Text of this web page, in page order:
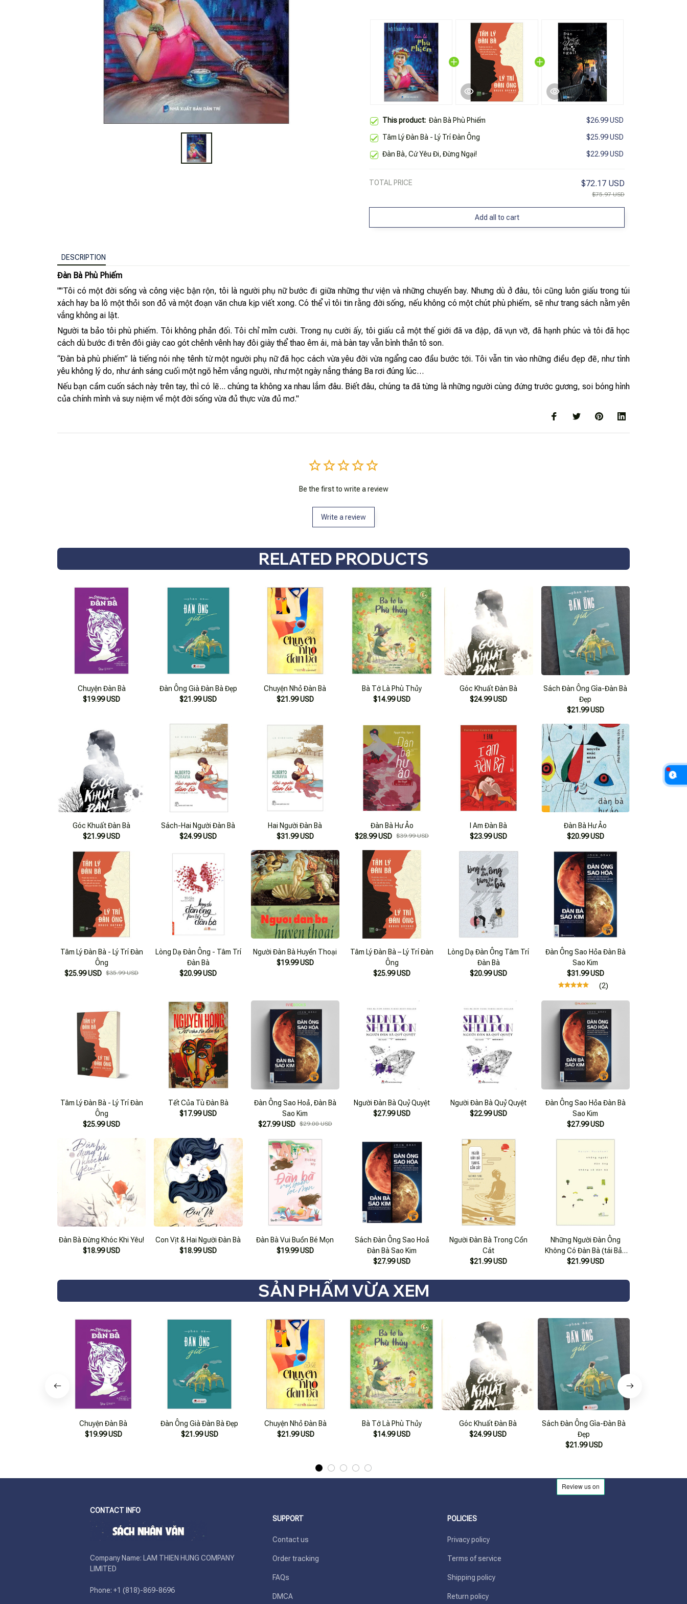
This product: Đàn Bà Phù Phiếm $26.99 USD
Tâm Lý Đàn Bà - Lý Trí Đàn Ông $25.99 USD
Đàn Bà, Cứ Yêu Đi, Đừng Ngại! $22.99 USD
TOTAL PRICE $72.17 USD
$75.97 USD
Add all to cart
DESCRIPTION
Đàn Bà Phù Phiếm
""Tôi có một đời sống và công việc bận rộn, tôi là người phụ nữ bước đi giữa những thư viện và những chuyến bay. Nhưng dù ở đâu, tôi cũng luôn giấu trong túi
xách hay ba lô một thỏi son đỏ và một đoạn văn chưa kịp viết xong. Có thể vì tôi tin rằng đời sống, nếu không có một chút phù phiếm, sẽ như trang sách nằm yên
vắng không ai lật.
Người ta bảo tôi phù phiếm. Tôi không phản đối. Tôi chỉ mỉm cười. Trong nụ cười ấy, tôi giấu cả một thế giới đã va đập, đã vụn vỡ, đã hạnh phúc và tôi đã học
cách dù bước đi trên đôi giày cao gót chênh vênh hay đôi giày thể thao êm ái, mà bàn tay vẫn bình thản tô son.
“Đàn bà phù phiếm” là tiếng nói nhẹ tênh từ một người phụ nữ đã học cách vừa yêu đời vừa ngẩng cao đầu bước tới. Tôi vẫn tin vào những điều đẹp đẽ, như tình
yêu không lý do, như ánh sáng cuối một ngõ hẻm vắng người, như một ngày nắng tháng Ba rơi đúng lúc…
Nếu bạn cầm cuốn sách này trên tay, thì có lẽ... chúng ta không xa nhau lắm đâu. Biết đâu, chúng ta đã từng là những người cùng đứng trước gương, soi bóng hình
của chính mình và suy niệm về một đời sống vừa đủ thực vừa đủ mơ."
Be the first to write a review
Write a review
RELATED PRODUCTS
Chuyện Đàn Bà
$19.99 USD
Đàn Ông Già Đàn Bà Đẹp
$21.99 USD
Chuyện Nhỏ Đàn Bà
$21.99 USD
Bà Tớ Là Phù Thủy
$14.99 USD
Góc Khuất Đàn Bà
$24.99 USD
Sách Đàn Ông Gìa-Đàn Bà
Đẹp
$21.99 USD
Góc Khuất Đàn Bà
$21.99 USD
Sách-Hai Người Đàn Bà
$24.99 USD
Hai Người Đàn Bà
$31.99 USD
Đàn Bà Hư Ảo
$28.99 USD $39.99 USD
I Am Đàn Bà
$23.99 USD
Đàn Bà Hư Ảo
$20.99 USD
Tâm Lý Đàn Bà - Lý Trí Đàn
Ông
$25.99 USD $35.99 USD
Lòng Dạ Đàn Ông - Tâm Trí
Đàn Bà
$20.99 USD
Người Đàn Bà Huyền Thoại
$19.99 USD
Tâm Lý Đàn Bà – Lý Trí Đàn
Ông
$25.99 USD
Lòng Dạ Đàn Ông Tâm Trí
Đàn Bà
$20.99 USD
Đàn Ông Sao Hỏa Đàn Bà
Sao Kim
$31.99 USD
(2)
Tâm Lý Đàn Bà - Lý Trí Đàn
Ông
$25.99 USD
Tết Của Tù Đàn Bà
$17.99 USD
Đàn Ông Sao Hoả, Đàn Bà
Sao Kim
$27.99 USD $29.00 USD
Người Đàn Bà Quỷ Quyệt
$27.99 USD
Người Đàn Bà Quỷ Quyệt
$22.99 USD
Đàn Ông Sao Hỏa Đàn Bà
Sao Kim
$27.99 USD
Đàn Bà Đừng Khóc Khi Yêu!
$18.99 USD
Con Vịt & Hai Người Đàn Bà
$18.99 USD
Đàn Bà Vui Buồn Bé Mọn
$19.99 USD
Sách Đàn Ông Sao Hoả
Đàn Bà Sao Kim
$27.99 USD
Người Đàn Bà Trong Cồn
Cát
$21.99 USD
Những Người Đàn Ông
Không Có Đàn Bà (tái Bản
2021)
$21.99 USD
SẢN PHẨM VỪA XEM
Chuyện Đàn Bà
$19.99 USD
Đàn Ông Già Đàn Bà Đẹp
$21.99 USD
Chuyện Nhỏ Đàn Bà
$21.99 USD
Bà Tớ Là Phù Thủy
$14.99 USD
Góc Khuất Đàn Bà
$24.99 USD
Sách Đàn Ông Gìa-Đàn Bà
Đẹp
$21.99 USD
CONTACT INFO
Company Name: LAM THIEN HUNG COMPANY
LIMITED
Phone: +1 (818)-869-8696
SUPPORT
Contact us
Order tracking
FAQs
DMCA
POLICIES
Privacy policy
Terms of service
Shipping policy
Return policy